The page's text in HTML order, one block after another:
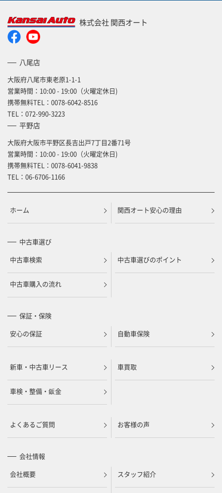
株式会社 関西オート
八尾店
大阪府八尾市東老原1-1-1
営業時間：10:00 - 19:00（火曜定休日)
携帯無料TEL： 0078-6042-8516
TEL： 072-990-3223
平野店
大阪府大阪市平野区長吉出戸7丁目2番71号
営業時間：10:00 - 19:00（火曜定休日)
携帯無料TEL： 0078-6041-9838
TEL： 06-6706-1166
ホーム 関西オート安心の理由
中古車選び
中古車検索
中古車選びのポイント
中古車購入の流れ
保証・保険
安心の保証
自動車保険
新車・中古車リース 車買取
車検・整備・鈑金
よくあるご質問 お客様の声
会社情報
会社概要
スタッフ紹介